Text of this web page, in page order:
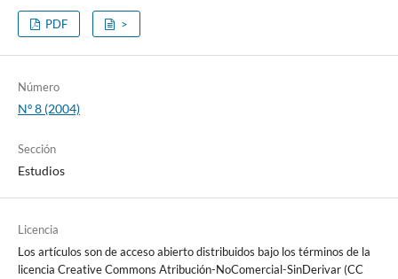
PDF >
Número
Nº 8 (2004)
Sección
Estudios
Licencia
Los artículos son de acceso abierto distribuidos bajo los términos de la
licencia Creative Commons Atribución-NoComercial-SinDerivar (CC